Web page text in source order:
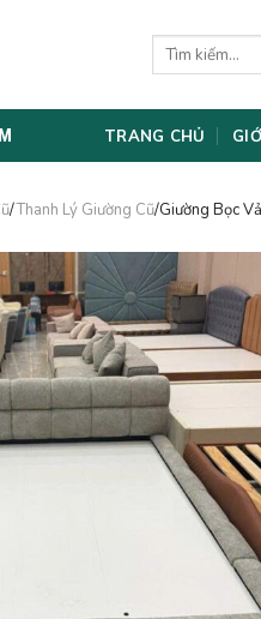
Tìm
TRANG CHỦ
/Thanh Lý Giường Cũ/Giường Bọc